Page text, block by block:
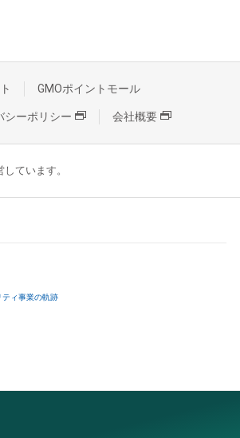
GMOポイントモール
シーポリシー 会社概要
ています。
ティ事業の軌跡